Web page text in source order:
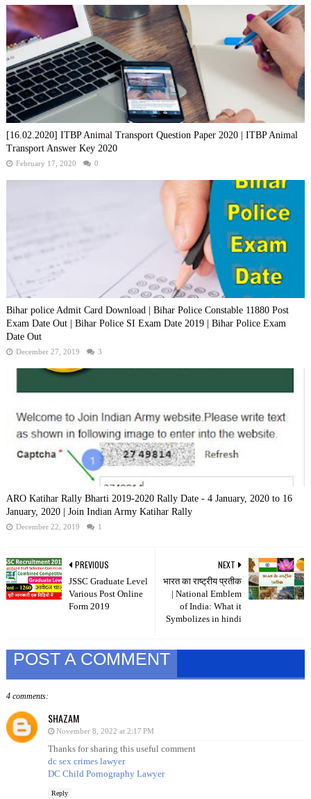
[16.02.2020] ITBP Animal Transport Question Paper 2020 | ITBP Animal
Transport Answer Key 2020
February 17, 2020 0
Bihar police Admit Card Download | Bihar Police Constable 11880 Post
Exam Date Out | Bihar Police SI Exam Date 2019 | Bihar Police Exam
Date Out
December 27, 2019 3
ARO Katihar Rally Bharti 2019-2020 Rally Date - 4 January, 2020 to 16
January, 2020 | Join Indian Army Katihar Rally
December 22, 2019 1
NEXT
भारत का राष्ट्रीय प्रतीक
| National Emblem
of India: What it
Symbolizes in hindi
PREVIOUS
JSSC Graduate Level
Various Post Online
Form 2019
POST A COMMENT
4 comments:
SHAZAM
November 8, 2022 at 2:17 PM
Thanks for sharing this useful comment
dc sex crimes lawyer
DC Child Pornography Lawyer
Reply